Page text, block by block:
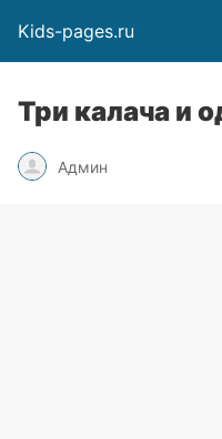
Kids-pages.ru
Три калача и
Админ